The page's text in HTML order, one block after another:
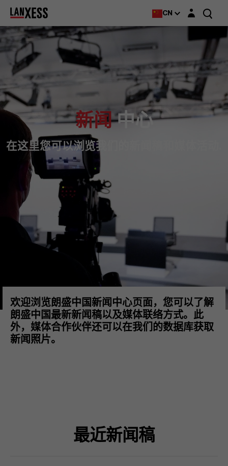
CN Login layer
新闻中心
在这里您可以浏览我们的新闻稿和媒体活动.
欢迎浏览朗盛中国新闻中心页面，您可以了解
朗盛中国最新新闻稿以及媒体联络方式。此
外，媒体合作伙伴还可以在我们的数据库获取
新闻照片。
最近新闻稿